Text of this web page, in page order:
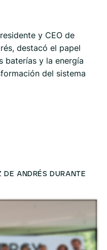
y CEO de
destacó el papel
baterías y la energía
del sistema
DE ANDRÉS DURANTE